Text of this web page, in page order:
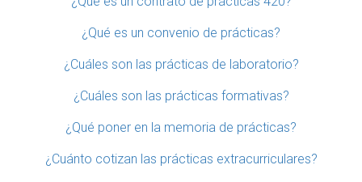
¿Qué es un convenio de prácticas?
¿Cuáles son las prácticas de laboratorio?
¿Cuáles son las prácticas formativas?
¿Qué poner en la memoria de prácticas?
¿Cuánto cotizan las prácticas extracurriculares?